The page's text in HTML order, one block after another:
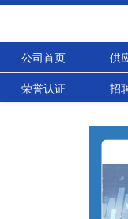
公司首页 供
荣誉认证 招